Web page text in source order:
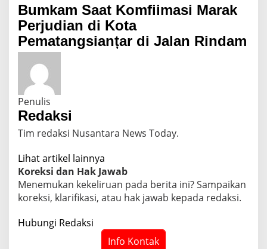
Bumkam Saat Komfiimasi Marak
Perjudian di Kota
Pematangsianțar di Jalan Rindam
Penulis
Redaksi
Tim redaksi Nusantara News Today.
Lihat artikel lainnya
Koreksi dan Hak Jawab
Menemukan kekeliruan pada berita ini? Sampaikan
koreksi, klarifikasi, atau hak jawab kepada redaksi.
Hubungi Redaksi
Info Kontak